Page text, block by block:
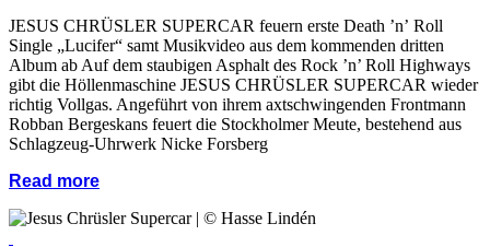
JESUS CHRÜSLER SUPERCAR feuern erste Death ’n’ Roll
Single „Lucifer“ samt Musikvideo aus dem kommenden dritten
Album ab Auf dem staubigen Asphalt des Rock ’n’ Roll Highways
gibt die Höllenmaschine JESUS CHRÜSLER SUPERCAR wieder
richtig Vollgas. Angeführt von ihrem axtschwingenden Frontmann
Robban Bergeskans feuert die Stockholmer Meute, bestehend aus
Schlagzeug-Uhrwerk Nicke Forsberg
Read more